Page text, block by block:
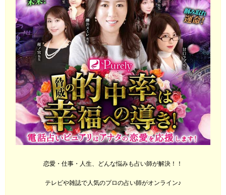
恋愛・仕事・人生、どんな悩みも占い師が解決！！
テレビや雑誌で人気のプロの占い師がオンライン♪